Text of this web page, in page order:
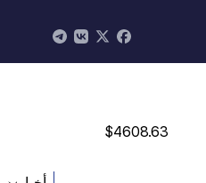
$0.868816
$4608.63